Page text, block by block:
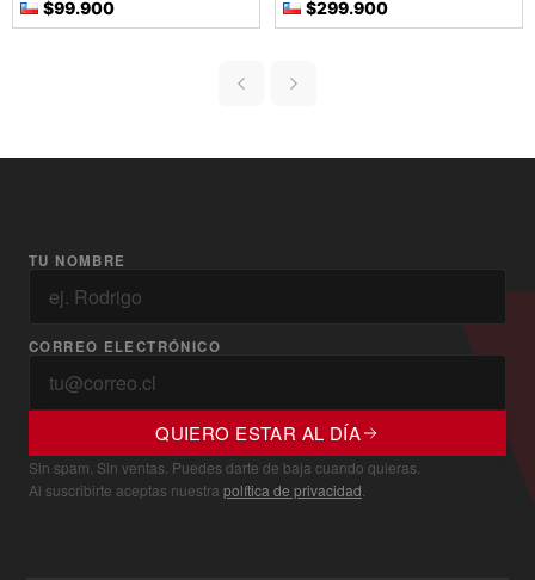
$99.900 $299.900
TU NOMBRE
CORREO ELECTRÓNICO
QUIERO ESTAR AL DÍA
Sin spam. Sin ventas. Puedes darte de baja cuando quieras.
Al suscribirte aceptas nuestra política de privacidad.